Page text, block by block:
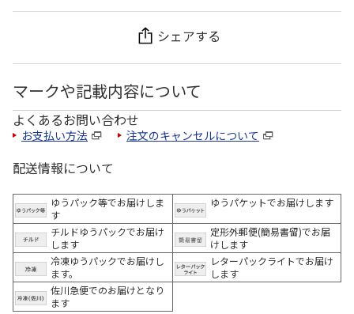
シェアする
マークや記載内容について
よくあるお問い合わせ
お支払い方法 注文のキャンセルについて
配送情報について
ゆうパック等でお届けしま
す
ゆうパケットでお届けします
チルドゆうパックでお届け
します
定形外郵便(簡易書留)でお届
けします
冷凍ゆうパックでお届けし
ます。
レターパックライトでお届け
します
佐川急便でのお届けとなり
ます